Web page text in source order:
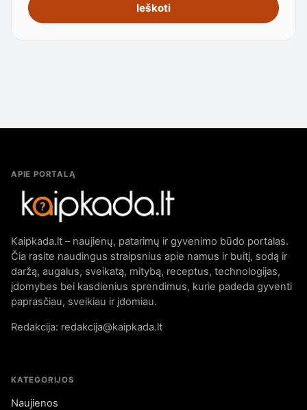
Ieškoti
APIE PORTALĄ
Kaipkada.lt – naujienų, patarimų ir gyvenimo būdo portalas.
Čia rasite naudingus straipsnius apie namus ir buitį, sodą ir
daržą, augalus, sveikatą, mitybą, receptus, technologijas,
įdomybes bei kasdienius sprendimus, kurie padeda gyventi
paprasčiau, sveikiau ir įdomiau.
Redakcija: redakcija@kaipkada.lt
KATEGORIJOS
Naujienos